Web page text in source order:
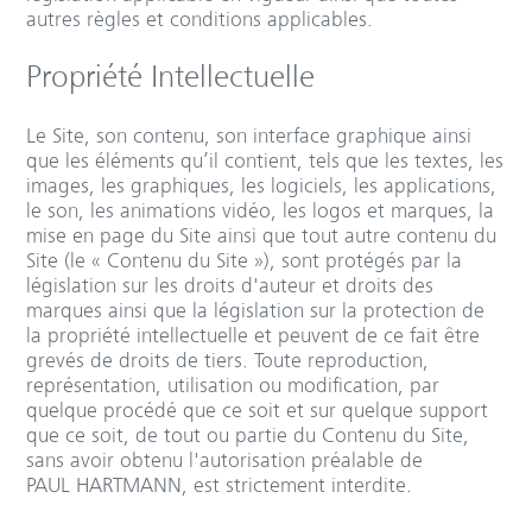
autres règles et conditions applicables.
Propriété Intellectuelle
Le Site, son contenu, son interface graphique ainsi
que les éléments qu’il contient, tels que les textes, les
images, les graphiques, les logiciels, les applications,
le son, les animations vidéo, les logos et marques, la
mise en page du Site ainsi que tout autre contenu du
Site (le « Contenu du Site »), sont protégés par la
législation sur les droits d'auteur et droits des
marques ainsi que la législation sur la protection de
la propriété intellectuelle et peuvent de ce fait être
grevés de droits de tiers. Toute reproduction,
représentation, utilisation ou modification, par
quelque procédé que ce soit et sur quelque support
que ce soit, de tout ou partie du Contenu du Site,
sans avoir obtenu l'autorisation préalable de
PAUL HARTMANN, est strictement interdite.